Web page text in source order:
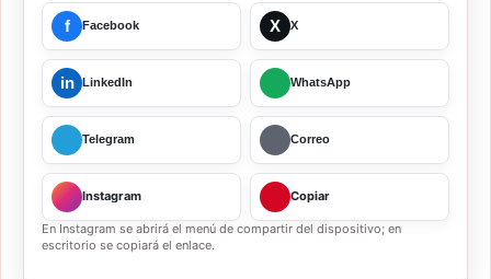
f Facebook X X
in LinkedIn WhatsApp
Telegram Correo
Instagram Copiar
En Instagram se abrirá el menú de compartir del dispositivo; en
escritorio se copiará el enlace.